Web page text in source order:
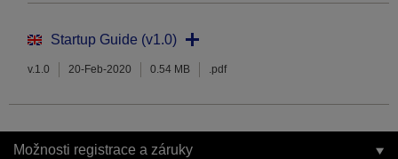
Startup Guide (v1.0)
v.1.0 20-Feb-2020 0.54 MB .pdf
Možnosti registrace a záruky